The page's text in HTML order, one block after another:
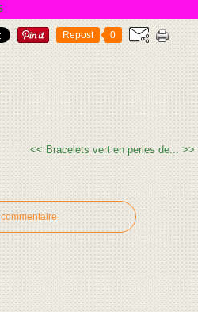
Repost 0
<< Bracelets vert en perles de... >>